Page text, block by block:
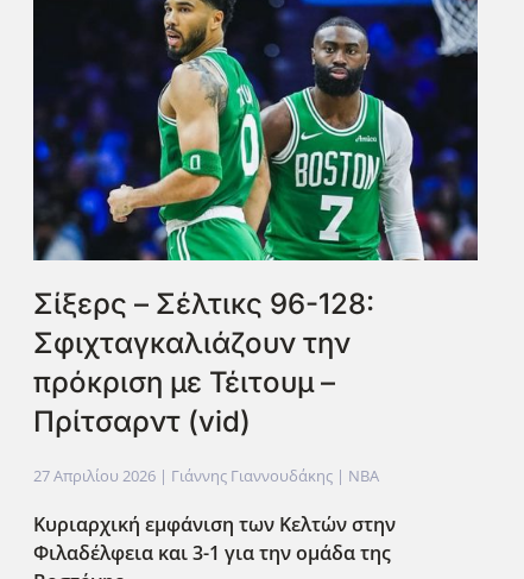
Σίξερς – Σέλτικς 96-128:
Σφιχταγκαλιάζουν την
πρόκριση με Τέιτουμ –
Πρίτσαρντ (vid)
27 Απριλίου 2026 | Γιάννης Γιαννουδάκης | NBA
Κυριαρχική εμφάνιση των Κελτών στην
Φιλαδέλφεια και 3-1 για την ομάδα της